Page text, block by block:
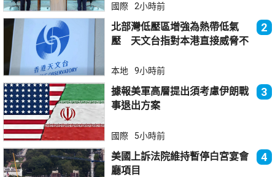
國際 2小時前
北部灣低壓區增強為熱帶低氣
壓 天文台指對本港直接威脅不
2
本地 9小時前
據報美軍高層提出須考慮伊朗戰
事退出方案
3
國際 5小時前
美國上訴法院維持暫停白宮宴會
廳項目
4